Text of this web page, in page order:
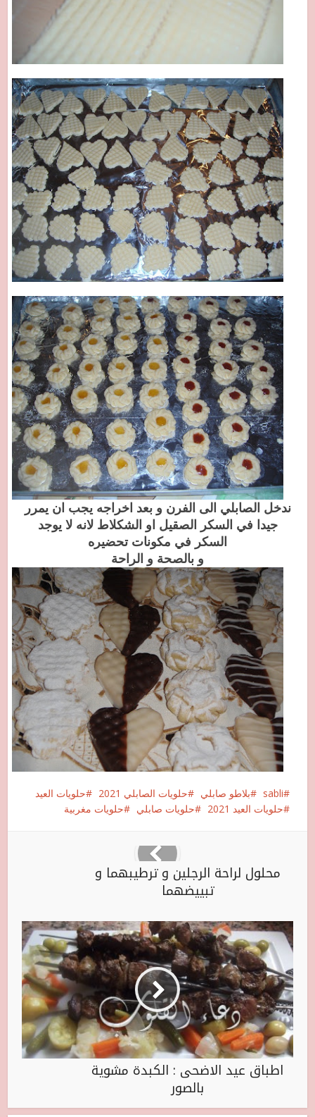
ندخل الصابلي الى الفرن و بعد اخراجه يجب ان يمرر
جيدا في السكر الصقيل او الشكلاط لانه لا يوجد
السكر في مكونات تحضيره
و بالصحة و الراحة
sabli بلاطو صابلي حلويات الصابلي 2021
حلويات العيد
حلويات العيد 2021
حلويات صابلي حلويات مغربية
محلول لراحة الرجلين و ترطيبهما و
تبييضهما
اطباق عيد الاضحى : الكبدة مشوية
بالصور